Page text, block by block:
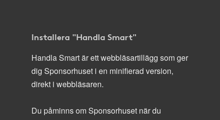
Installera "Handla Smart"
Handla Smart är ett webbläsartillägg som ger
dig Sponsorhuset i en minifierad version,
direkt i webbläsaren.
Du påminns om Sponsorhuset när du